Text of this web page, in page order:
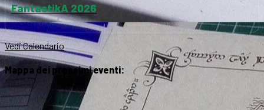
FantastikA 2026
Vedi Calendario
Mappa dei prossimi eventi: